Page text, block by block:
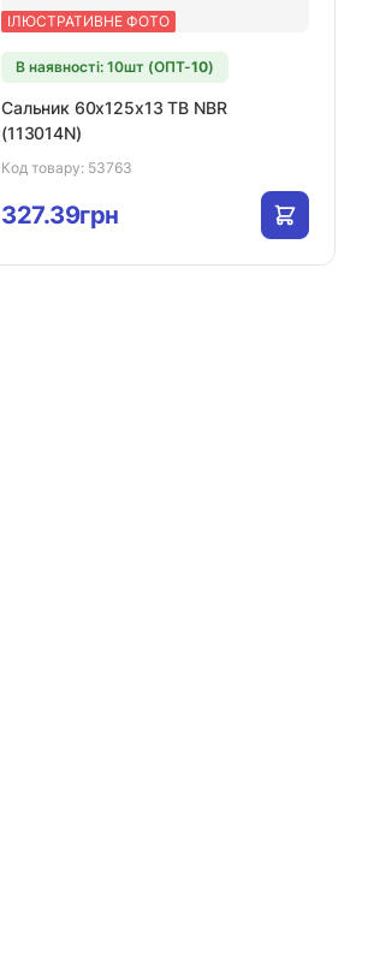
ІЛЮСТРАТИВНЕ ФОТО
В наявності: 10шт (ОПТ-10)
Сальник 60х125х13 TB NBR
(113014N)
Код товару: 53763
327.39грн